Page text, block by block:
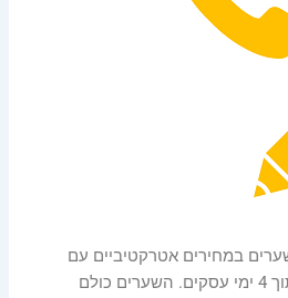
במחירים אטרקטיביים עם
משלוח עד הבית שמגיע תוך 4 ימי עסקים. השערים כולם